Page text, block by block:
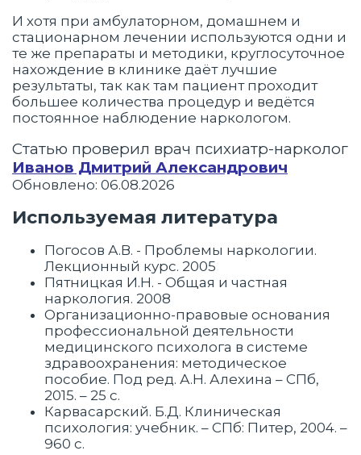
И хотя при амбулаторном, домашнем и
стационарном лечении используются одни и
те же препараты и методики, круглосуточное
нахождение в клинике даёт лучшие
результаты, так как там пациент проходит
большее количества процедур и ведётся
постоянное наблюдение наркологом.
Статью проверил врач психиатр-нарколог
Иванов Дмитрий Александрович
Обновлено: 06.08.2026
Используемая литература
Погосов А.В. - Проблемы наркологии.
Лекционный курс. 2005
Пятницкая И.Н. - Общая и частная
наркология. 2008
Организационно-правовые основания
профессиональной деятельности
медицинского психолога в системе
здравоохранения: методическое
пособие. Под ред. А.Н. Алехина – СПб,
2015. – 25 с.
Карвасарский. Б.Д. Клиническая
психология: учебник. – СПб: Питер, 2004. –
960 c.